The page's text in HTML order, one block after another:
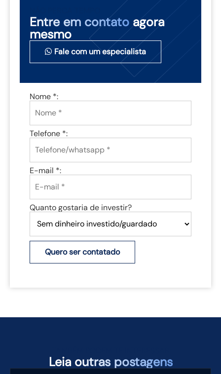
Entre em contato agora
mesmo
Fale com um especialista
Nome *:
Telefone *:
E-mail *:
Quanto gostaria de investir?
Quero ser contatado
Leia outras postagens